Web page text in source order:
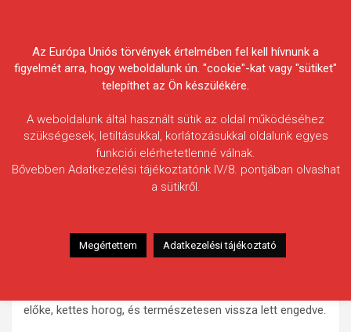
Egyesületek Szövetsége
Habranyi László
Halfaj: Ponty
Fogott hal adatai: 19,2 kg
előke, kettes horog, és természetesen vissza lett engedve.
Az Európa Uniós törvények értelmében fel kell hívnunk a
figyelmét arra, hogy weboldalunk ún. "cookie"-kat vagy "sütiket"
telepíthet az Ön készülékére.
A weboldalunk által használt sütik az oldal működéséhez
szükségesek, letiltásukkal, korlátozásukkal oldalunk egyes
funkciói elérhetetlenné válnak.
Bővebben Adatkezelési tájékoztatónk IV/8. pontjában olvashat
a sütikről.
Megértettem Adatkezelési tájékoztató